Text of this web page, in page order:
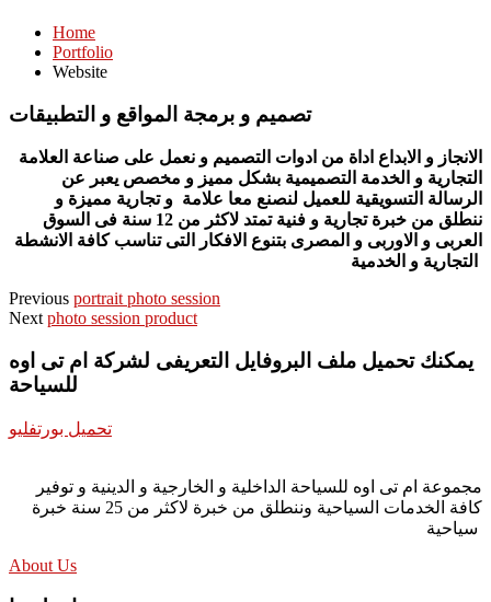
Home
Portfolio
Website
تصميم و برمجة المواقع و التطبيقات
الانجاز و الابداع اداة من ادوات التصميم و نعمل على صناعة العلامة
التجارية و الخدمة التصميمية بشكل مميز و مخصص يعبر عن
الرسالة التسويقية للعميل لنصنع معا علامة و تجارية مميزة و
ننطلق من خبرة تجارية و فنية تمتد لاكثر من 12 سنة فى السوق
العربى و الاوربى و المصرى بتنوع الافكار التى تناسب كافة الانشطة
Previous portrait photo session
Next photo session product
يمكنك تحميل ملف البروفايل التعريفى لشركة ام تى اوه
للسياحة
تحميل بورتفليو
مجموعة ام تى اوه للسياحة الداخلية و الخارجية و الدينية و توفير
كافة الخدمات السياحية وننطلق من خبرة لاكثر من 25 سنة خبرة
About Us